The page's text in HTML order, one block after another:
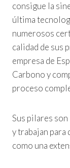
consigue la
última
numerosos
calidad de sus
empresa de
Carbono y
proceso
Sus pilares
y trabajan para
como una